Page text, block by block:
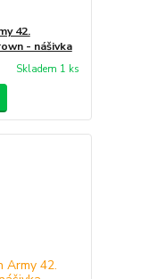
42.
- nášivka
Skladem 1 ks